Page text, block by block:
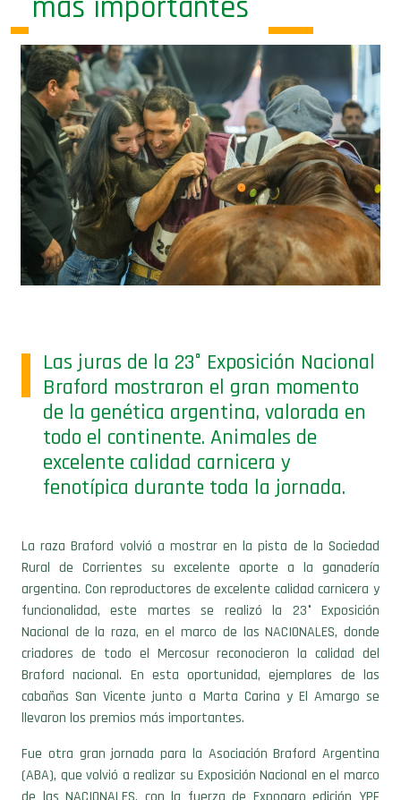
Braford mostraron el gran momento
de la genética argentina, valorada en
todo el continente. Animales de
excelente calidad carnicera y
fenotípica durante toda la jornada.
Rural de Corrientes su excelente aporte a la ganadería
argentina. Con reproductores de excelente calidad carnicera y
funcionalidad, este martes se realizó la 23° Exposición
Nacional de la raza, en el marco de las NACIONALES, donde
criadores de todo el Mercosur reconocieron la calidad del
Braford nacional. En esta oportunidad, ejemplares de las
cabañas San Vicente junto a Marta Carina y El Amargo se
llevaron los premios más importantes.
Fue otra gran jornada para la Asociación Braford Argentina
(ABA), que volvió a realizar su Exposición Nacional en el marco
de las NACIONALES, con la fuerza de Expoagro edición YPF
Agro. Luego de las juras de terneros el día lunes, la raza volvió